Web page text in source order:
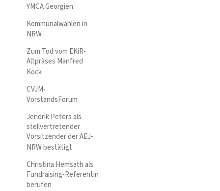
YMCA Georgien
Kommunalwahlen in
NRW
Zum Tod vom EKiR-
Altpräses Manfred
Kock
CVJM-
VorstandsForum
Jendrik Peters als
stellvertretender
Vorsitzender der AEJ-
NRW bestätigt
Christina Hemsath als
Fundraising-Referentin
berufen